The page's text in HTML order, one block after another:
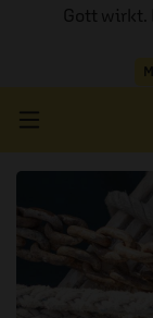
Gott wirkt.
ERZÄHL MAL
AUDIOTHEK